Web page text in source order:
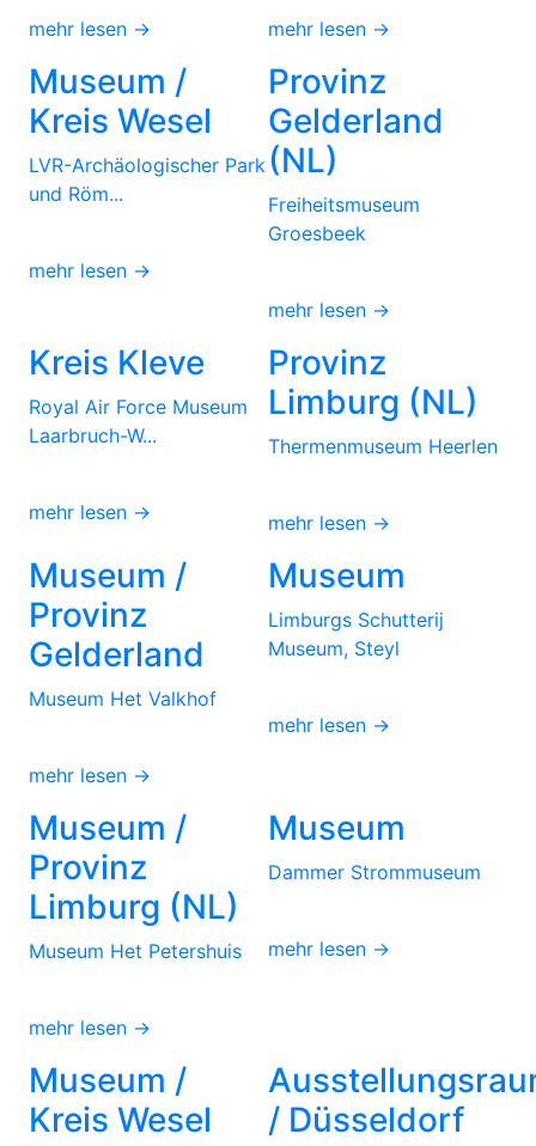
mehr lesen → mehr lesen →
Museum /
Kreis Wesel
LVR-Archäologischer Park
und Röm...
mehr lesen →
Provinz
Gelderland
(NL)
Freiheitsmuseum
Groesbeek
mehr lesen →
Kreis Kleve
Royal Air Force Museum
Laarbruch-W...
mehr lesen →
Provinz
Limburg (NL)
Thermenmuseum Heerlen
mehr lesen →
Museum /
Provinz
Gelderland
Museum Het Valkhof
mehr lesen →
Museum
Limburgs Schutterij
Museum, Steyl
mehr lesen →
Museum /
Provinz
Limburg (NL)
Museum Het Petershuis
mehr lesen →
Museum
Dammer Strommuseum
mehr lesen →
Museum /
Kreis Wesel
/ Düsseldorf